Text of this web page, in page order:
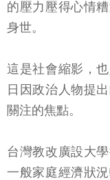
的壓力壓得心情
身世。
這是社會縮影，
日因政治人物提
關注的焦點。
台灣教改廣設大
一般家庭經濟狀